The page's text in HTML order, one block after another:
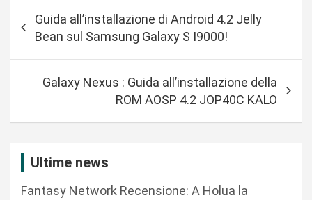
a
Guida all’installazione di Android 4.2 Jelly
Bean sul Samsung Galaxy S I9000!
Galaxy Nexus : Guida all’installazione della
ROM AOSP 4.2 JOP40C KALO
Ultime news
Fantasy Network Recensione: A Holua la